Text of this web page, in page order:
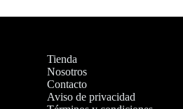
Tienda
Nosotros
Contacto
Aviso de privacidad